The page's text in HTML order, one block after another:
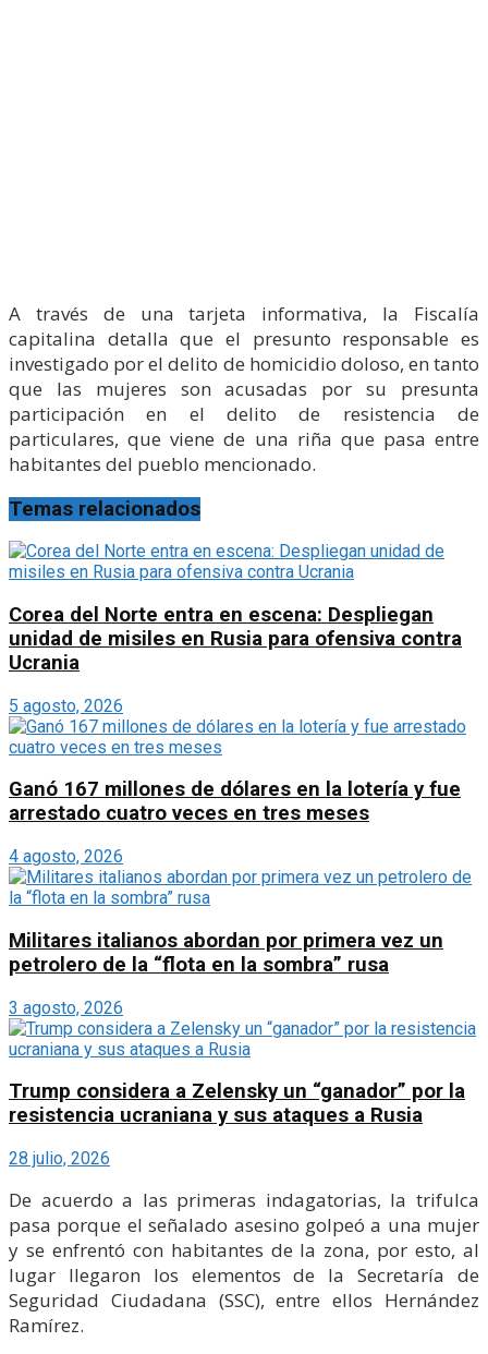
A través de una tarjeta informativa, la Fiscalía
capitalina detalla que el presunto responsable es
investigado por el delito de homicidio doloso, en tanto
que las mujeres son acusadas por su presunta
participación en el delito de resistencia de
particulares, que viene de una riña que pasa entre
habitantes del pueblo mencionado.
Temas relacionados
Corea del Norte entra en escena: Despliegan
unidad de misiles en Rusia para ofensiva contra
Ucrania
5 agosto, 2026
Ganó 167 millones de dólares en la lotería y fue
arrestado cuatro veces en tres meses
4 agosto, 2026
Militares italianos abordan por primera vez un
petrolero de la “flota en la sombra” rusa
3 agosto, 2026
Trump considera a Zelensky un “ganador” por la
resistencia ucraniana y sus ataques a Rusia
28 julio, 2026
De acuerdo a las primeras indagatorias, la trifulca
pasa porque el señalado asesino golpeó a una mujer
y se enfrentó con habitantes de la zona, por esto, al
lugar llegaron los elementos de la Secretaría de
Seguridad Ciudadana (SSC), entre ellos Hernández
Ramírez.